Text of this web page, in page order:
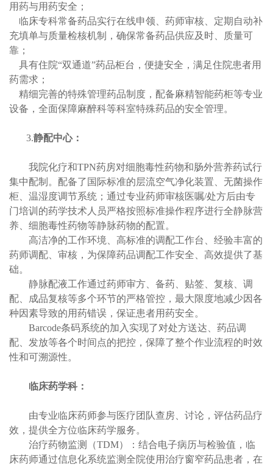
用药与用药安全；
临床专科常备药品实行在线申领、药师审核、定期自动补
充填单与质量检核机制，确保常备药品供应及时、质量可
靠；
具有住院“双通道”药品柜台，便捷安全，满足住院患者用
药需求；
精细完善的特殊管理药品制度，配备麻精智能药柜等专业
设备，全面保障麻醉科等科室特殊药品的安全管理。
3.静配中心：
我院化疗和TPN药房对细胞毒性药物和肠外营养药试行
集中配制。配备了国际标准的层流空气净化装置、无菌操作
柜、温湿度调节系统；通过专业药师审核医嘱/处方后由专
门培训的药学技术人员严格按照标准操作程序进行全静脉营
养、细胞毒性药物等静脉药物的配置。
高洁净的工作环境、高标准的调配工作台、经验丰富的
药师调配、审核，为保障药品调配工作安全、高效提供了基
础。
静脉配液工作通过药师审方、备药、贴签、复核、调
配、成品复核等多个环节的严格管控，最大限度地减少因各
种因素导致的用药错误，保证患者用药安全。
Barcode条码系统的加入实现了对处方送达、药品调
配、发放等各个时间点的把控，保障了整个作业流程的时效
性和可溯源性。
临床药学科：
由专业临床药师参与医疗团队查房、讨论，评估药品疗
效，提供全方位临床药学服务。
治疗药物监测（TDM）：结合电子病历与检验值，临
床药师通过信息化系统监测全院使用治疗窗窄药品患者，在